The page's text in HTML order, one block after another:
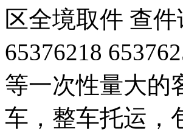
区全境取件 查件
65376218
等一次性量大的
车，整车托运，